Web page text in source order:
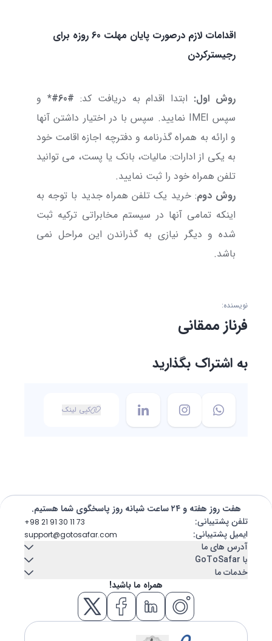
اقدامات لازم درصورت پایان مهلت 60 روزه برای
رجیسترکردن
روش اول: ابتدا اقدام به دریافت کد: #60#*
و
سپس IMEI نمایید. سپس با در اختیار داشتن آنها
و ارائه به همراه گذرنامه و دفترچه اجازه اقامت خود
به یکی از ادارات: مالیات، بانک یا پست، می توانید
تلفن همراه خود را ثبت نمایید.
روش دوم: خرید یک تلفن همراه جدید با توجه به
اینکه تمامی آنها در سیستم مخابراتی ترکیه ثبت
شده و دیگر نیازی به گذراندن این مراحل نمی
باشد.
نویسنده:
فرناز ممقانی
به اشتراک بگذارید
کپی لینک
هفت روز هفته و ۲۴ ساعت شبانه روز پاسخگوی شما هستیم.
تلفن پشتیبانی:
+98 21 91 30 11 73
ایمیل پشتیبانی:
support@gotosafar.com
آدرس های ما
تهران، ایران
میرداماد, خیابان شاه نظری, خیابان ابن سینا پلاک 7
خیابان امام - مجتمع تجاری عتیق - بلوک A - طبقه دوم واحد 12
با GoToSafar
درباره ما
سوالات متداول
خدمات ما
کشتی کروز
بلیط هواپیما
همراه ما باشید!